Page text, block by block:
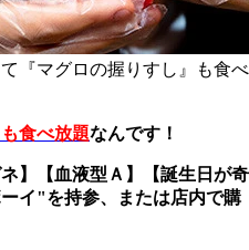
『マグロの握りすし』も食べ
食べ放題なんです！
】【血液型Ａ】【誕生日が奇
イ"を持参、または店内で購